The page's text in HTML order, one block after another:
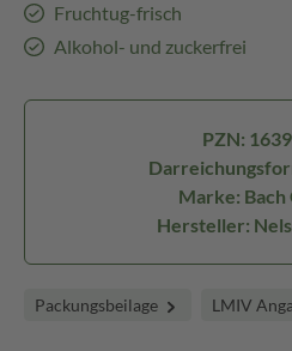
Fruchtug-frisch
Alkohol- und zuckerfrei
PZN:
Marke: Bach
Hersteller:
Packungsbeilage LMIV